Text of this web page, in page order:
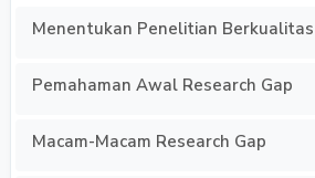
Menentukan Penelitian Berkualitas
Pemahaman Awal Research Gap
Macam-Macam Research Gap